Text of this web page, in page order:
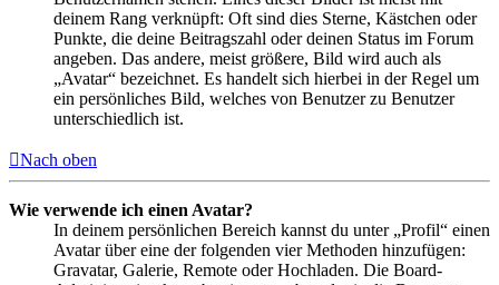
deinem Rang verknüpft: Oft sind dies Sterne, Kästchen oder
Punkte, die deine Beitragszahl oder deinen Status im Forum
angeben. Das andere, meist größere, Bild wird auch als
„Avatar“ bezeichnet. Es handelt sich hierbei in der Regel um
ein persönliches Bild, welches von Benutzer zu Benutzer
unterschiedlich ist.
Nach oben
Wie verwende ich einen Avatar?
In deinem persönlichen Bereich kannst du unter „Profil“ einen
Avatar über eine der folgenden vier Methoden hinzufügen:
Gravatar, Galerie, Remote oder Hochladen. Die Board-